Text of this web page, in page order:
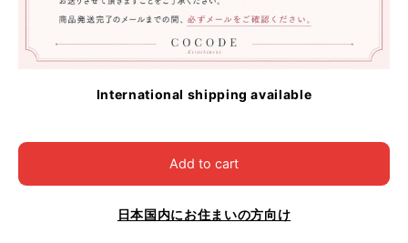
International shipping available
Add to cart
日本国内にお住まいの方向け